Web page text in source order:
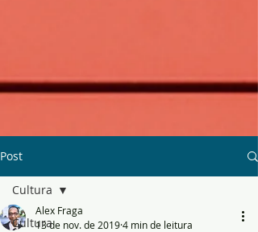
Post
Cultura
Cultura
Alex Fraga
13 de nov. de 20194 min de leitura